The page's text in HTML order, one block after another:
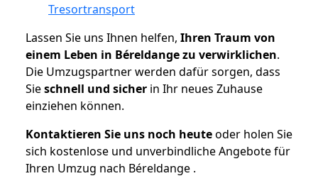
Tresortransport
Lassen Sie uns Ihnen helfen, Ihren Traum von
einem Leben in Béreldange zu verwirklichen.
Die Umzugspartner werden dafür sorgen, dass
Sieschnell und sicher in Ihr neues Zuhause
einziehen können.
Kontaktieren Sie uns noch heuteoder holen Sie
sich kostenlose und unverbindliche Angebote für
Ihren Umzug nach Béreldange .